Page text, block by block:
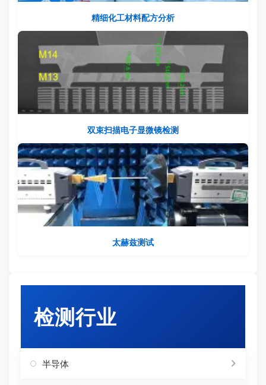
精细化工材料配方分析
双束扫描电子显微镜检测
太赫兹测试
检测行业
半导体